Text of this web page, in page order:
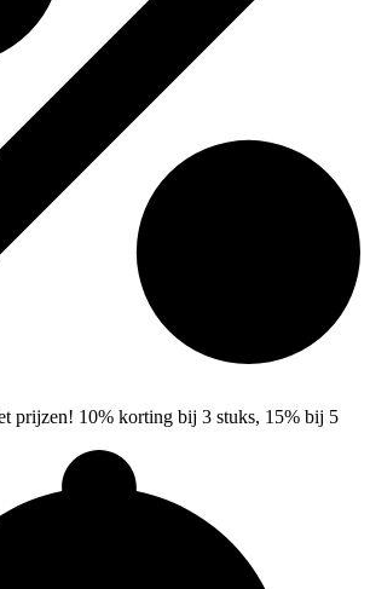
prijzen! 10% korting bij 3 stuks, 15% bij 5